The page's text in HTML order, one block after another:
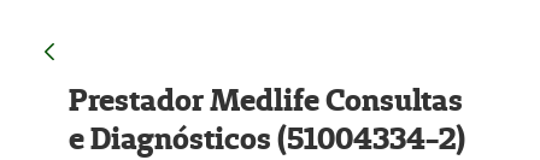
Prestador Medlife Consultas
e Diagnósticos (51004334-2)